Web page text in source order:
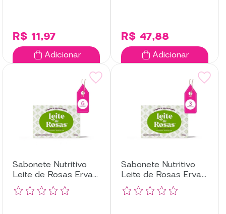
R$ 11,97
Adicionar
R$ 47,88
Adicionar
Sabonete Nutritivo
Leite de Rosas Erva
Doce com 6
Unidades
Sabonete Nutritivo
Leite de Rosas Erva
Doce com 3
Unidades